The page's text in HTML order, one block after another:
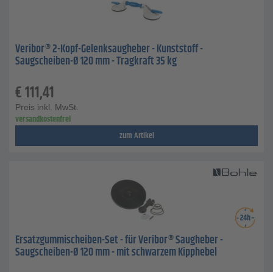
Veribor® 2-Kopf-Gelenksaugheber - Kunststoff -
Saugscheiben-Ø 120 mm - Tragkraft 35 kg
€111,41
Preis inkl. MwSt.
versandkostenfrei
zum Artikel
Ersatzgummischeiben-Set - für Veribor® Saugheber -
Saugscheiben-Ø 120 mm - mit schwarzem Kipphebel